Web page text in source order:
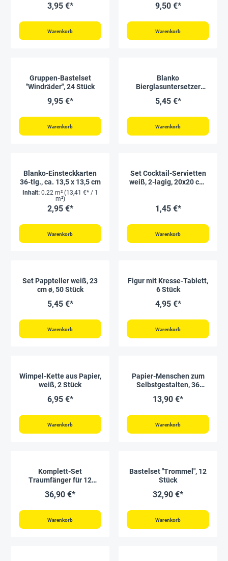
3,95 €*
Warenkorb
Seiten
9,50 €*
Warenkorb
Gruppen-Bastelset
"Windräder", 24 Stück
9,95 €*
Warenkorb
Blanko
Bierglasuntersetzer
5,45 €*
Warenkorb
Blanko-Einsteckkarten
36-tlg., ca. 13,5 x 13,5 cm
Inhalt: 0.22 m² (13,41 €* / 1
m²)
2,95 €*
Warenkorb
Set Cocktail-Servietten
weiß, 2-lagig, 20x20 cm,
1,45 €*
Warenkorb
Set Pappteller weiß, 23
cm ø, 50 Stück
5,45 €*
Warenkorb
Figur mit Kresse-Tablett,
6 Stück
4,95 €*
Warenkorb
Wimpel-Kette aus Papier,
weiß, 2 Stück
6,95 €*
Warenkorb
Papier-Menschen zum
Selbstgestalten, 36
13,90 €*
Warenkorb
Komplett-Set
Traumfänger für 12
36,90 €*
Warenkorb
Bastelset "Trommel", 12
Stück
32,90 €*
Warenkorb